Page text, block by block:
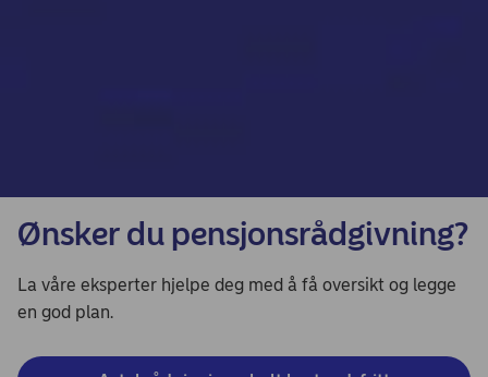
Ønsker du pensjonsrådgivning?
La våre eksperter hjelpe deg med å få oversikt og legge
en god plan.